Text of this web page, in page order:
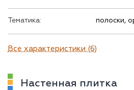
Тематика: полоски,
Все характеристики (6)
Настенная плитка